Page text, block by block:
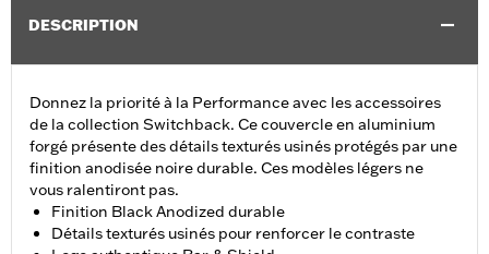
DESCRIPTION
Donnez la priorité à la Performance avec les accessoires
de la collection Switchback. Ce couvercle en aluminium
forgé présente des détails texturés usinés protégés par une
finition anodisée noire durable. Ces modèles légers ne
vous ralentiront pas.
Finition Black Anodized durable
Détails texturés usinés pour renforcer le contraste